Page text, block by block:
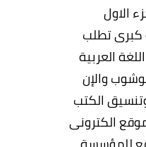
تطلب
العربية
والإن
الكتب
الكترونى